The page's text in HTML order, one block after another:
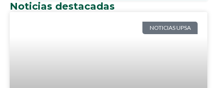
Noticias destacadas
NOTICIAS UPSA
NOTICIAS
UPSA